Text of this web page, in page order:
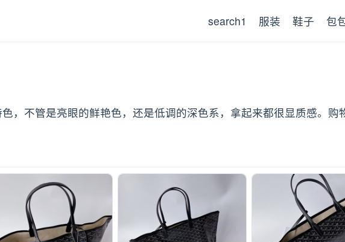
search1 服装 鞋子 包
不管是亮眼的鲜艳色，还是低调的深色系，拿起来都很显质感。购